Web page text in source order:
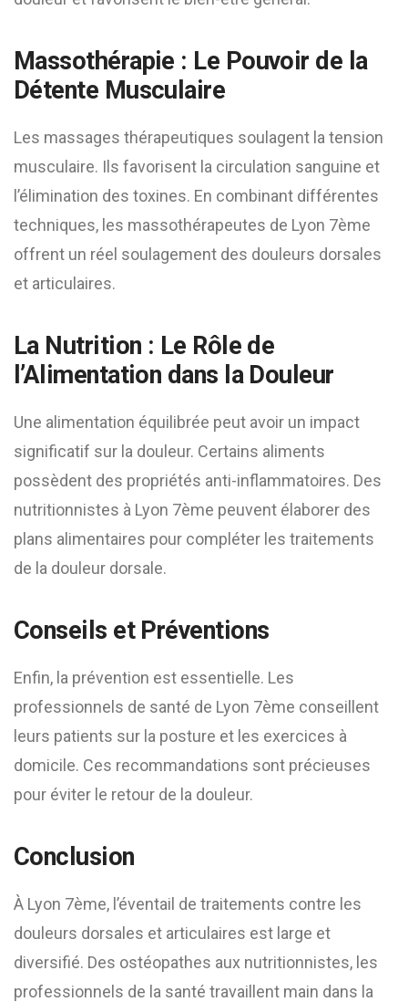
Massothérapie : Le Pouvoir de la
Détente Musculaire
Les massages thérapeutiques soulagent la tension
musculaire. Ils favorisent la circulation sanguine et
l’élimination des toxines. En combinant différentes
techniques, les massothérapeutes de Lyon 7ème
offrent un réel soulagement des douleurs dorsales
et articulaires.
La Nutrition : Le Rôle de
l’Alimentation dans la Douleur
Une alimentation équilibrée peut avoir un impact
significatif sur la douleur. Certains aliments
possèdent des propriétés anti-inflammatoires. Des
nutritionnistes à Lyon 7ème peuvent élaborer des
plans alimentaires pour compléter les traitements
de la douleur dorsale.
Conseils et Préventions
Enfin, la prévention est essentielle. Les
professionnels de santé de Lyon 7ème conseillent
leurs patients sur la posture et les exercices à
domicile. Ces recommandations sont précieuses
pour éviter le retour de la douleur.
Conclusion
À Lyon 7ème, l’éventail de traitements contre les
douleurs dorsales et articulaires est large et
diversifié. Des ostéopathes aux nutritionnistes, les
professionnels de la santé travaillent main dans la